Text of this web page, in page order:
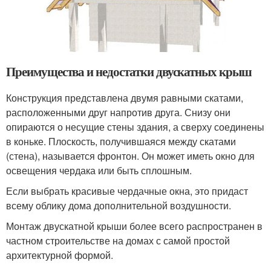
Преимущества и недостатки двускатных крыш
Конструкция представлена двумя равными скатами,
расположенными друг напротив друга. Снизу они
опираются о несущие стены здания, а сверху соединены
в коньке. Плоскость, получившаяся между скатами
(стена), называется фронтон. Он может иметь окно для
освещения чердака или быть сплошным.
Если выбрать красивые чердачные окна, это придаст
всему облику дома дополнительной воздушности.
Монтаж двускатной крыши более всего распространен в
частном строительстве на домах с самой простой
архитектурной формой.